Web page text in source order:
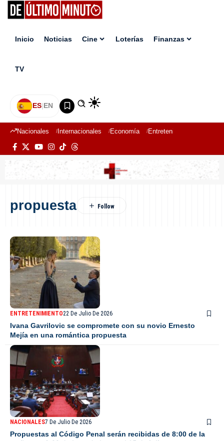
Inicio Noticias Cine Loterías Finanzas
TV
ES|EN
Nacionales Internacionales Economía Entretenimiento
propuesta
ENTRETENIMIENTO22 De Julio De 2026
Ivana Gavrilovic se compromete con su novio Ernesto
Mejía en una romántica propuesta
NACIONALES7 De Julio De 2026
Propuestas al Código Penal serán recibidas de 8:00 de la